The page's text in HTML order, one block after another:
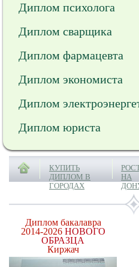
Диплом психолога
Диплом сварщика
Диплом фармацевта
Диплом экономиста
Диплом
Диплом юриста
КУПИТЬ
ДИПЛОМ В
ГОРОДАХ
НА
Диплом бакалавра
2014-2026 НОВОГО
ОБРАЗЦА
Киржач